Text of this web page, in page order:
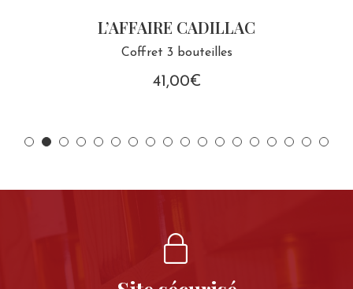
L’AFFAIRE CADILLAC
Coffret 3 bouteilles
41,00€